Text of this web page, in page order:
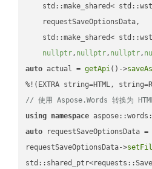
std::make_shared<
    requestSaveOptionsData,
std::make_shared<
nullptr, nullptr, nullptr,
auto actual = getApi()->saveAs
// 使用 Aspose.Words 转换为
using namespace
auto requestSaveOptionsData
requestSaveOptionsData->